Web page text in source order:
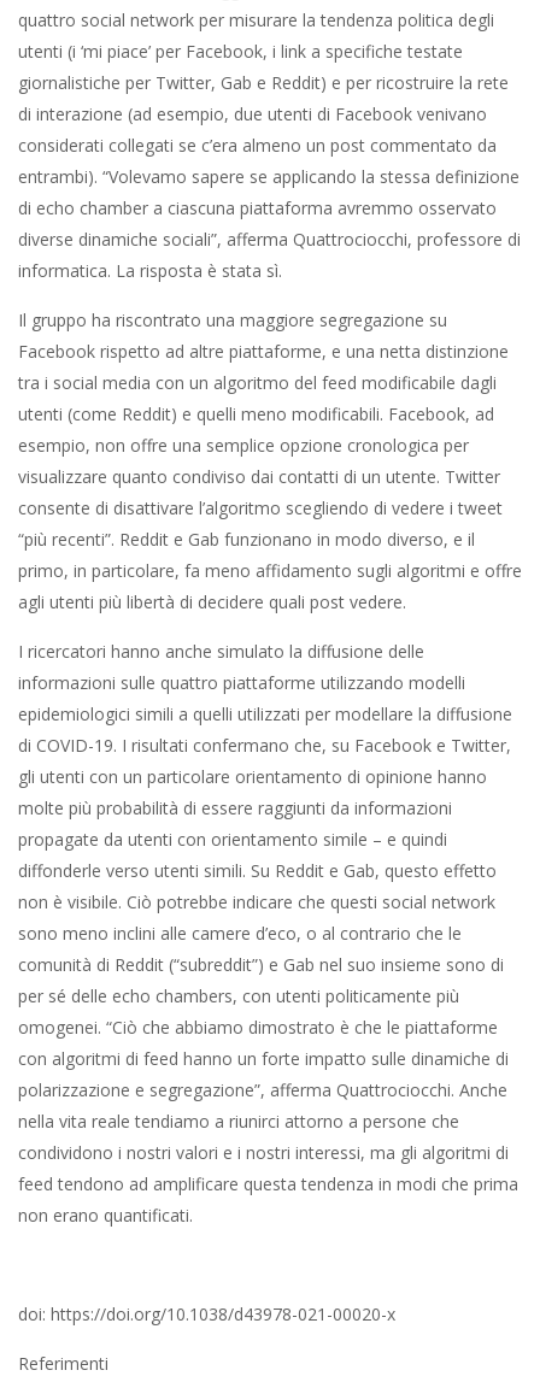
quattro social network per misurare la tendenza politica degli
utenti (i ‘mi piace’ per Facebook, i link a specifiche testate
giornalistiche per Twitter, Gab e Reddit) e per ricostruire la rete
di interazione (ad esempio, due utenti di Facebook venivano
considerati collegati se c’era almeno un post commentato da
entrambi). “Volevamo sapere se applicando la stessa definizione
di echo chamber a ciascuna piattaforma avremmo osservato
diverse dinamiche sociali”, afferma Quattrociocchi, professore di
informatica. La risposta è stata sì.
Il gruppo ha riscontrato una maggiore segregazione su
Facebook rispetto ad altre piattaforme, e una netta distinzione
tra i social media con un algoritmo del feed modificabile dagli
utenti (come Reddit) e quelli meno modificabili. Facebook, ad
esempio, non offre una semplice opzione cronologica per
visualizzare quanto condiviso dai contatti di un utente. Twitter
consente di disattivare l’algoritmo scegliendo di vedere i tweet
“più recenti”. Reddit e Gab funzionano in modo diverso, e il
primo, in particolare, fa meno affidamento sugli algoritmi e offre
agli utenti più libertà di decidere quali post vedere.
I ricercatori hanno anche simulato la diffusione delle
informazioni sulle quattro piattaforme utilizzando modelli
epidemiologici simili a quelli utilizzati per modellare la diffusione
di COVID-19. I risultati confermano che, su Facebook e Twitter,
gli utenti con un particolare orientamento di opinione hanno
molte più probabilità di essere raggiunti da informazioni
propagate da utenti con orientamento simile – e quindi
diffonderle verso utenti simili. Su Reddit e Gab, questo effetto
non è visibile. Ciò potrebbe indicare che questi social network
sono meno inclini alle camere d’eco, o al contrario che le
comunità di Reddit (“subreddit”) e Gab nel suo insieme sono di
per sé delle echo chambers, con utenti politicamente più
omogenei. “Ciò che abbiamo dimostrato è che le piattaforme
con algoritmi di feed hanno un forte impatto sulle dinamiche di
polarizzazione e segregazione”, afferma Quattrociocchi. Anche
nella vita reale tendiamo a riunirci attorno a persone che
condividono i nostri valori e i nostri interessi, ma gli algoritmi di
feed tendono ad amplificare questa tendenza in modi che prima
non erano quantificati.
doi: https://doi.org/10.1038/d43978-021-00020-x
Referimenti